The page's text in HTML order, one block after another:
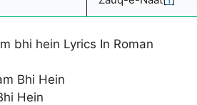
bhi hein Lyrics In Roman
Bhi Hein
Hein